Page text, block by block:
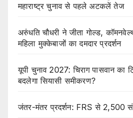
महाराष्ट्र चुनाव से पहले अटकलें तेज
अरुंधति चौधरी ने जीता गोल्ड,
महिला मुक्केबाजों का दमदार प्रदर्शन
यूपी चुनाव 2027: चिराग पासवान का
बदलेगा सियासी समीकरण?
जंतर-मंतर प्रदर्शन: FRS से 2,500